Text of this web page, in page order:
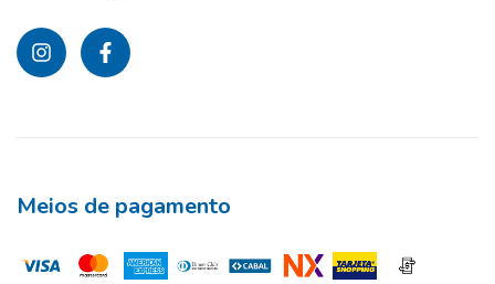
Meios de pagamento